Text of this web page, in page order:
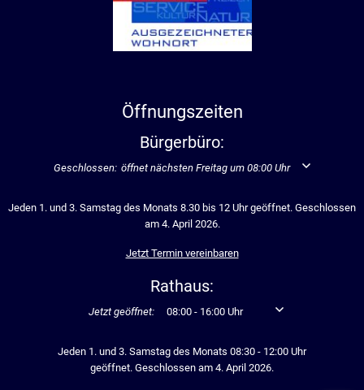
Öffnungszeiten
Bürgerbüro:
Klicken, um weitere Öffnungs- oder Schließzeiten auszublenden
Geschlossen: öffnet nächsten Freitag um 08:00 Uhr
Jeden 1. und 3. Samstag des Monats 8.30 bis 12 Uhr geöffnet. Geschlossen
am 4. April 2026.
Jetzt Termin vereinbaren
Rathaus:
Klicken, um weitere Öffnungs- oder Schließzeiten
Jetzt geöffnet: 08:00- 16:00Uhr Von 08:00 bis 16:00
Jeden 1. und 3. Samstag des Monats 08:30 - 12:00 Uhr
geöffnet. Geschlossen am 4. April 2026.